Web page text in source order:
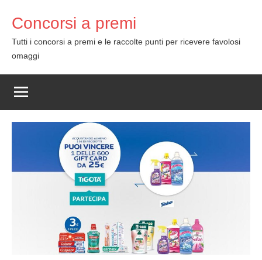
content
Concorsi a premi
Tutti i concorsi a premi e le raccolte punti per ricevere favolosi
omaggi